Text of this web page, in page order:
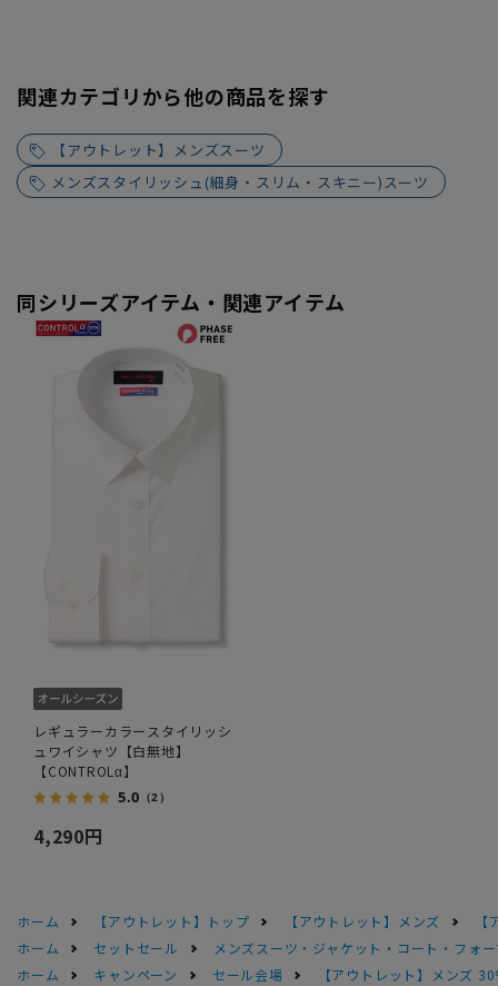
関連カテゴリから他の商品を探す
【アウトレット】メンズスーツ
メンズスタイリッシュ(細身・スリム・スキニー)スーツ
同シリーズアイテム・関連アイテム
レギュラーカラースタイリッシ
ュワイシャツ【白無地】
【CONTROLα】
5.0 （2）
4,290円
ホーム 【アウトレット】トップ 【アウトレット】メンズ
ホーム
セットセール
メンズスーツ・ジャケット・コート・フォ
ホーム
キャンペーン セール会場
【アウトレット】メンズ